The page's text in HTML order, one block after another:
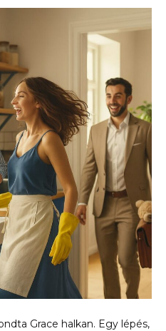
Grace halkan. Egy lépés,